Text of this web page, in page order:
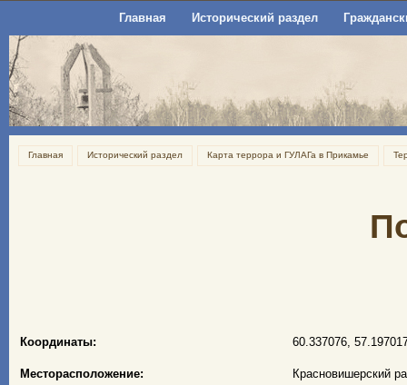
Главная Исторический раздел
Главная Исторический раздел Карта террора и ГУЛАГа в Прикамье
Координаты: 60.337076,
Месторасположение: Красновишерский